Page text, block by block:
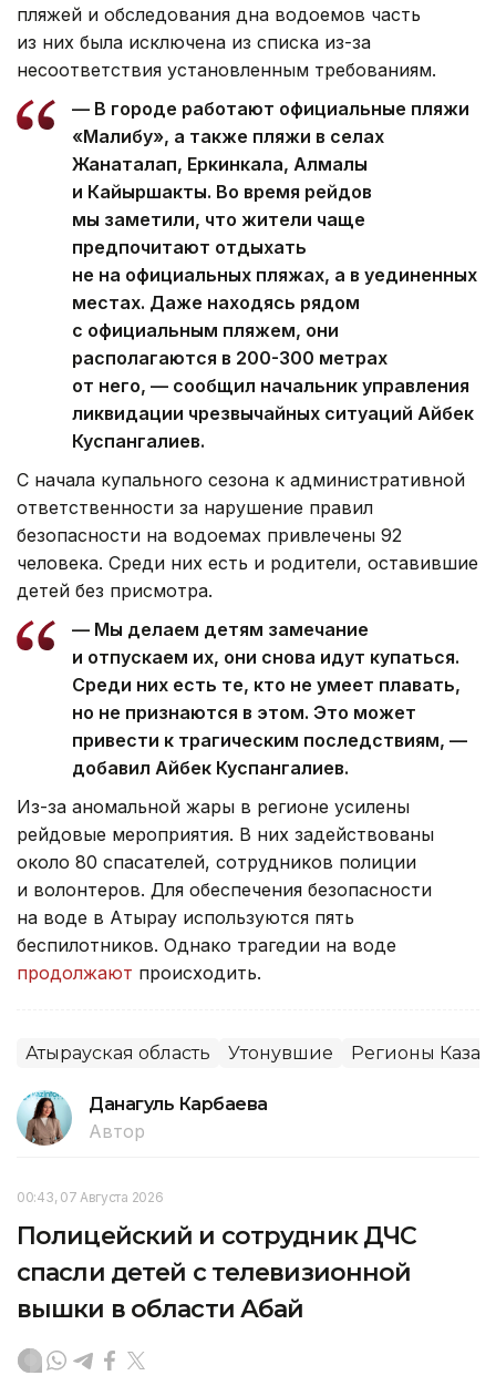
пляжей и обследования дна водоемов часть
из них была исключена из списка из-за
несоответствия установленным требованиям.
— В городе работают официальные пляжи
«Малибу», а также пляжи в селах
Жанаталап, Еркинкала, Алмалы
и Кайыршакты. Во время рейдов
мы заметили, что жители чаще
предпочитают отдыхать
не на официальных пляжах, а в уединенных
местах. Даже находясь рядом
с официальным пляжем, они
располагаются в 200-300 метрах
от него, — сообщил начальник управления
ликвидации чрезвычайных ситуаций Айбек
Куспангалиев.
С начала купального сезона к административной
ответственности за нарушение правил
безопасности на водоемах привлечены 92
человека. Среди них есть и родители, оставившие
детей без присмотра.
— Мы делаем детям замечание
и отпускаем их, они снова идут купаться.
Среди них есть те, кто не умеет плавать,
но не признаются в этом. Это может
привести к трагическим последствиям, —
добавил Айбек Куспангалиев.
Из-за аномальной жары в регионе усилены
рейдовые мероприятия. В них задействованы
около 80 спасателей, сотрудников полиции
и волонтеров. Для обеспечения безопасности
на воде в Атырау используются пять
беспилотников. Однако трагедии на воде
продолжают происходить.
Атырауская область Утонувшие Регионы
Данагуль Карбаева
Автор
00:43, 07 Августа 2026
Полицейский и сотрудник ДЧС
спасли детей с телевизионной
вышки в области Абай